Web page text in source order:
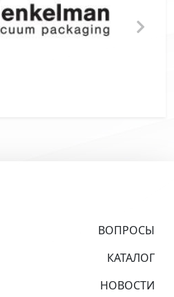
ВОПРОСЫ
КАТАЛОГ
НОВОСТИ